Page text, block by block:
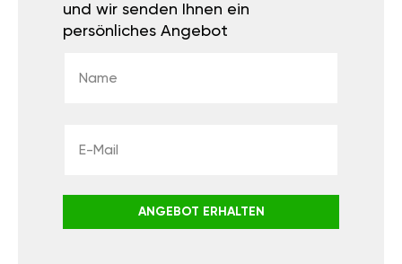
und wir senden Ihnen ein
persönliches Angebot
ANGEBOT ERHALTEN